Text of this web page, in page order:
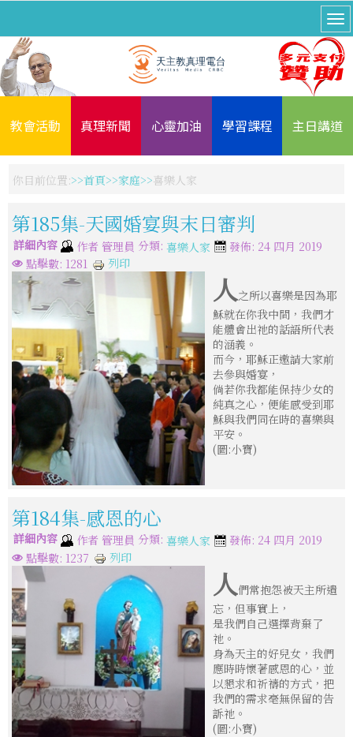
教會活動 真理新聞 心靈加油 學習課程 主日講道
你目前位置: 首頁 家庭 喜樂人家
第185集-天國婚宴與末日審判
詳細內容 作者 管理員 分類: 喜樂人家
發佈: 24 四月 2019
點擊數: 1281
列印
人之所以喜樂是因為耶
穌就在你我中間，我們才
能體會出祂的話語所代表
的涵義。
而今，耶穌正邀請大家前
去參與婚宴，
倘若你我都能保持少女的
純真之心，便能感受到耶
穌與我們同在時的喜樂與
平安。
(圖:小寶)
第184集-感恩的心
詳細內容 作者 管理員 分類: 喜樂人家
發佈: 24 四月 2019
點擊數: 1237
列印
人們常抱怨被天主所遺
忘，但事實上，
是我們自己選擇背棄了
祂。
身為天主的好兒女，我們
應時時懷著感恩的心，並
以懇求和祈禱的方式，把
我們的需求毫無保留的告
訴祂。
(圖:小寶)